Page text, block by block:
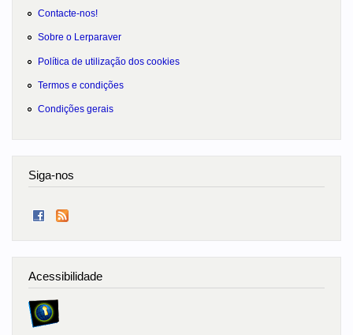
Contacte-nos!
Sobre o Lerparaver
Política de utilização dos cookies
Termos e condições
Condições gerais
Siga-nos
Acessibilidade